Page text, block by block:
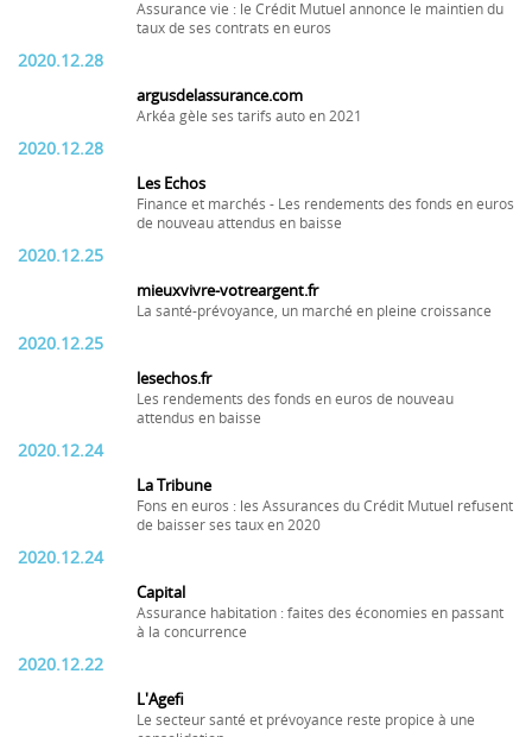
Assurance vie : le Crédit Mutuel annonce le maintien du
taux de ses contrats en euros
2020.12.28
argusdelassurance.com
Arkéa gèle ses tarifs auto en 2021
2020.12.28
Les Echos
Finance et marchés - Les rendements des fonds en euros
de nouveau attendus en baisse
2020.12.25
mieuxvivre-votreargent.fr
La santé-prévoyance, un marché en pleine croissance
2020.12.25
lesechos.fr
Les rendements des fonds en euros de nouveau
attendus en baisse
2020.12.24
La Tribune
Fons en euros : les Assurances du Crédit Mutuel refusent
de baisser ses taux en 2020
2020.12.24
Capital
Assurance habitation : faites des économies en passant
à la concurrence
2020.12.22
L'Agefi
Le secteur santé et prévoyance reste propice à une